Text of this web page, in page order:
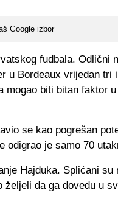
Google izbor
fudbala. Odlični
u Bordeaux vrijedan tri
mogao biti bitan faktor
se kao pogrešan
odigrao je samo 70
Hajduka. Splićani su
željeli da ga dovedu u